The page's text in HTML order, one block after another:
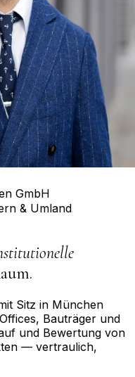
GmbH
& Umland
Sitz in München
Bauträger und
und Bewertung von
— vertraulich,